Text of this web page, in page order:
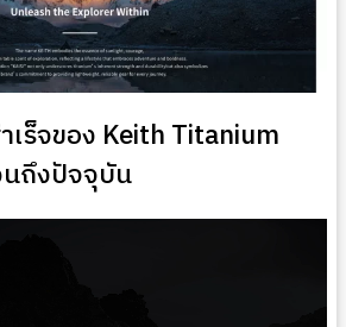
ร็จของ Keith Titanium
ถึงปัจจุบัน